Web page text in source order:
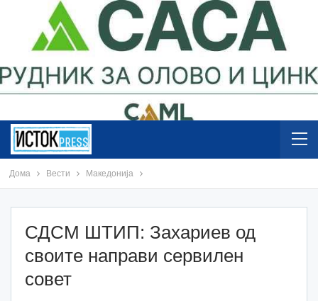
Дома Вести Македонија
СДСМ ШТИП: Захариев од
своите направи сервилен
совет